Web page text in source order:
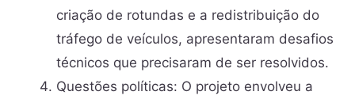
criação de rotundas e a redistribuição do
tráfego de veículos, apresentaram desafios
técnicos que precisaram de ser resolvidos.
Questões políticas: O projeto envolveu a